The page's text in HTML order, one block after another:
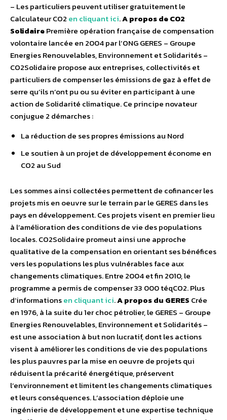
– Les particuliers peuvent utiliser gratuitement le
Calculateur CO2 en cliquant ici.A propos de CO2
SolidairePremière opération française de compensation
volontaire lancée en 2004 par l’ONG GERES – Groupe
Energies Renouvelables, Environnement et Solidarités –
CO2Solidaire propose aux entreprises, collectivités et
particuliers de compenser les émissions de gaz à effet de
serre qu’ils n’ont pu ou su éviter en participant à une
action de Solidarité climatique. Ce principe novateur
conjugue 2 démarches :
La réduction de ses propres émissions au Nord
Le soutien à un projet de développement économe en
CO2 au Sud
Les sommes ainsi collectées permettent de cofinancer les
projets mis en oeuvre sur le terrain par le GERES dans les
pays en développement. Ces projets visent en premier lieu
à l’amélioration des conditions de vie des populations
locales. CO2Solidaire promeut ainsi une approche
qualitative de la compensation en orientant ses bénéfices
vers les populations les plus vulnérables face aux
changements climatiques. Entre 2004 et fin 2010, le
programme a permis de compenser 33 000 téqCO2. Plus
d’informationsen cliquant ici.A propos du GERES Crée
en 1976, à la suite du 1er choc pétrolier, le GERES – Groupe
Energies Renouvelables, Environnement et Solidarités –
est une association à but non lucratif, dont les actions
visent à améliorer les conditions de vie des populations
les plus pauvres par la mise en oeuvre de projets qui
réduisent la précarité énergétique, préservent
l’environnement et limitent les changements climatiques
et leurs conséquences. L’association déploie une
ingénierie de développement et une expertise technique